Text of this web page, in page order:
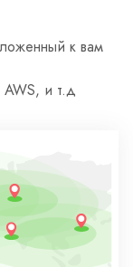
к вам
и т.д